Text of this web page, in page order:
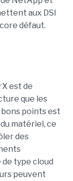
aux DSI
défaut.
est de
que les
points est
matériel, ce
des
type cloud
peuvent